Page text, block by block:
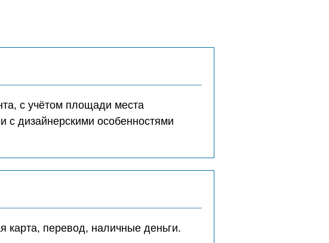
с учётом площади места
с дизайнерскими особенностями
карта, перевод, наличные деньги.